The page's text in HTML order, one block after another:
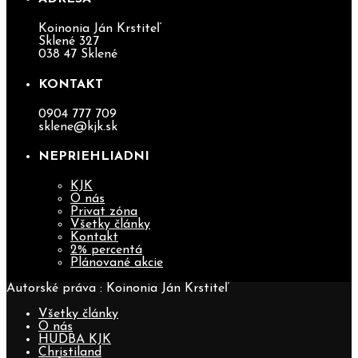
Koinonia Ján Krstiteľ
Sklené 327
038 47 Sklené
KONTAKT
0904 777 709
sklene@kjk.sk
NEPRIEHLIADNI
KJK
O nás
Privat zóna
Všetky články
Kontakt
2% percentá
Plánované akcie
Autorské práva : Koinonia Ján Krstiteľ
Všetky články
O nás
HUDBA KJK
Christiland